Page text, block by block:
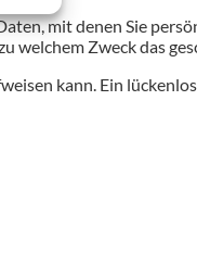
mit denen Sie
welchem Zweck das
kann. Ein